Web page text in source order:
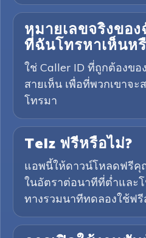
หมายเลขจริงขอ
ที่ฉันโทรหาเห็นห
ใช่ Caller ID ที่ถูกต้องข
สายเห็น เพื่อที่พวกเขาจะ
โทรมา
Telz ฟรีหรือไม่?
แอพนี้ให้ดาวน์โหลดฟรีคุ
ในอัตราต่อนาทีที่ต่ำและโ
ทางรวมนาทีทดลองใช้ฟ